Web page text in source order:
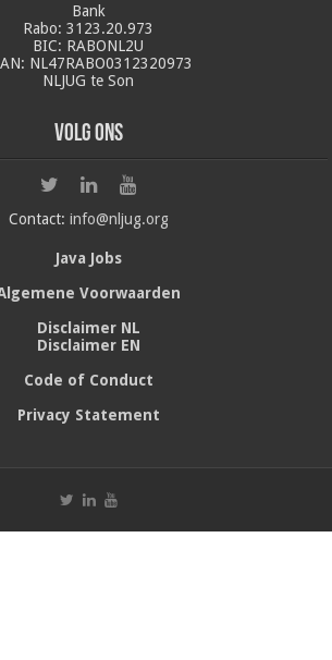
Bank
Rabo: 3123.20.973
BIC: RABONL2U
NL47RABO0312320973
NLJUG te Son
Volg ons
Contact: info@nljug.org
Java Jobs
Voorwaarden
Disclaimer NL
Disclaimer EN
Code of Conduct
Privacy Statement